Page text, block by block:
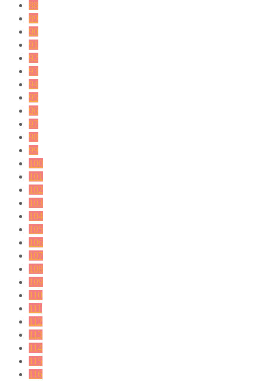
88
89
90
91
92
93
94
95
96
97
98
99
100
101
102
103
104
105
106
107
108
109
110
111
112
113
114
115
116